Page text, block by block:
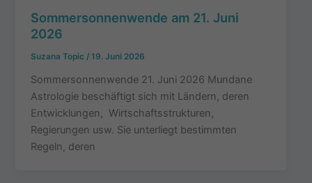
Sommersonnenwende am 21. Juni
2026
Suzana Topic/19. Juni 2026
Sommersonnenwende 21. Juni 2026 Mundane
Astrologie beschäftigt sich mit Ländern, deren
Entwicklungen, Wirtschaftsstrukturen,
Regierungen usw. Sie unterliegt bestimmten
Regeln, deren